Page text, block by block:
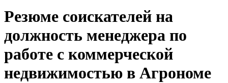
Резюме соискателей на
должность менеджера по
работе с коммерческой
недвижимостью в Агрономе